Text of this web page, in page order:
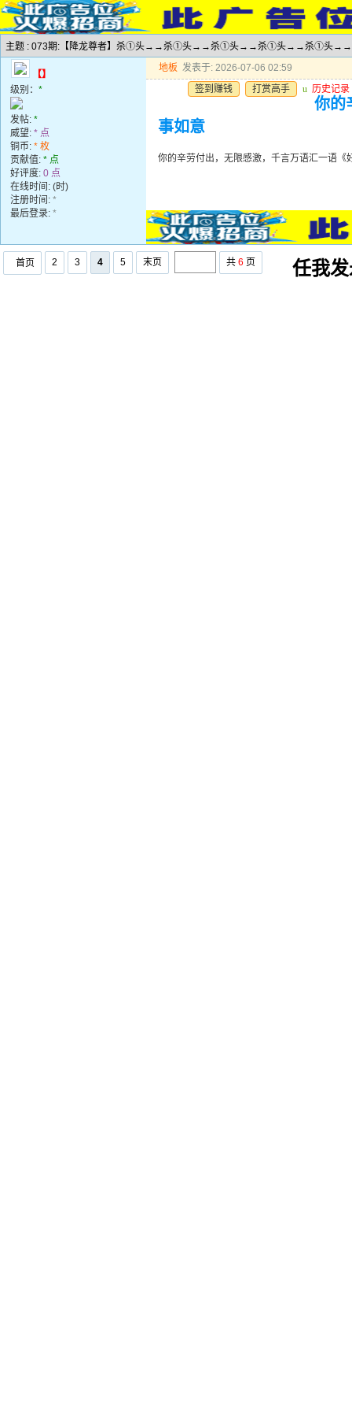
主题 : 073期:【降龙尊者】杀①头→→杀①头→→杀①头→→杀①头→→杀①头→→
【】
级别： *
发帖: *
威望: * 点
铜币: * 枚
贡献值: * 点
好评度: 0 点
在线时间: (时)
注册时间: *
最后登录: *
地板 发表于: 2026-07-06 02:59
签到赚钱
打赏高手 u 历史记录
你的
事如意
你的辛劳付出，无限感激，千言万语汇一语《
首页 2 3 4 5 末页 共 6 页 任我发